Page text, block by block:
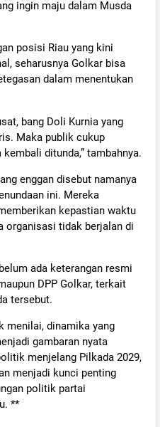
ingin maju dalam Musda
posisi Riau yang kini
seharusnya Golkar bisa
dalam menentukan
bang Doli Kurnia yang
Maka publik cukup
ditunda,” tambahnya.
enggan disebut namanya
ini. Mereka
kepastian waktu
organisasi tidak berjalan di
ada keterangan resmi
DPP Golkar, terkait
tersebut.
menilai, dinamika yang
gambaran nyata
menjelang Pilkada 2029,
menjadi kunci penting
politik partai
**